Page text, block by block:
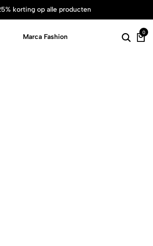
25% korting op alle producten
0